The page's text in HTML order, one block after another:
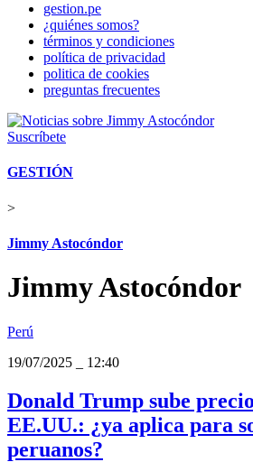
gestion.pe
¿quiénes somos?
términos y condiciones
política de privacidad
politica de cookies
preguntas frecuentes
Suscríbete
GESTIÓN
>
Jimmy Astocóndor
Jimmy Astocóndor
Perú
19/07/2025
12:40
Donald Trump sube
EE.UU.: ¿ya aplica para
peruanos?